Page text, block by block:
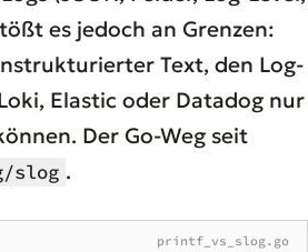
es jedoch an Grenzen:
Text, den Log-
Elastic oder Datadog nur
Der Go-Weg seit
slog .
printf_vs_slog.go